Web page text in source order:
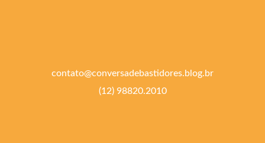
contato@conversadebastidores.blog.br
(12) 98820.2010